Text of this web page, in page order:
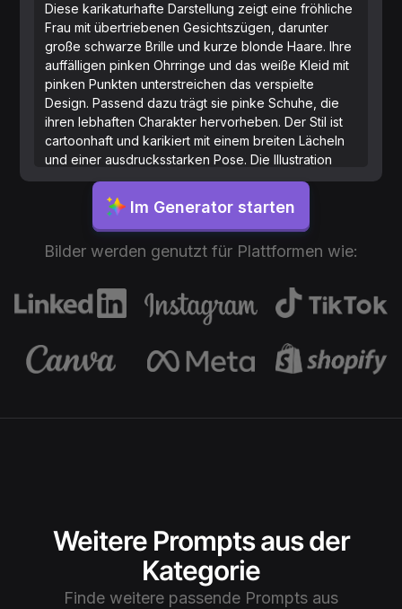
Diese karikaturhafte Darstellung zeigt eine fröhliche
Frau mit übertriebenen Gesichtszügen, darunter
große schwarze Brille und kurze blonde Haare. Ihre
auffälligen pinken Ohrringe und das weiße Kleid mit
pinken Punkten unterstreichen das verspielte
Design. Passend dazu trägt sie pinke Schuhe, die
ihren lebhaften Charakter hervorheben. Der Stil ist
cartoonhaft und karikiert mit einem breiten Lächeln
und einer ausdrucksstarken Pose. Die Illustration
fängt eine humorvolle und einnehmende Ästhetik
ein, charakterisiert durch kräftige Linien und
lebendige Farben.Im Generator starten
Bilder werden genutzt für Plattformen wie:
Weitere Prompts aus der
Kategorie
Finde weitere passende Prompts aus